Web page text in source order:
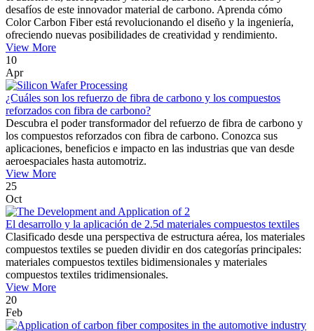
desafíos de este innovador material de carbono. Aprenda cómo
Color Carbon Fiber está revolucionando el diseño y la ingeniería,
ofreciendo nuevas posibilidades de creatividad y rendimiento.
View More
10
Apr
¿Cuáles son los refuerzo de fibra de carbono y los compuestos
reforzados con fibra de carbono?
Descubra el poder transformador del refuerzo de fibra de carbono y
los compuestos reforzados con fibra de carbono. Conozca sus
aplicaciones, beneficios e impacto en las industrias que van desde
aeroespaciales hasta automotriz.
View More
25
Oct
El desarrollo y la aplicación de 2.5d materiales compuestos textiles
Clasificado desde una perspectiva de estructura aérea, los materiales
compuestos textiles se pueden dividir en dos categorías principales:
materiales compuestos textiles bidimensionales y materiales
compuestos textiles tridimensionales.
View More
20
Feb